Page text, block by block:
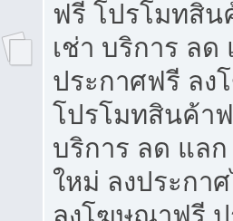
ฟรี โปรโมทสิ
เช่า บริการ ลด
ประกาศฟรี ล
โปรโมทสินค้า
บริการ ลด แล
ใหม่ ลงประกา